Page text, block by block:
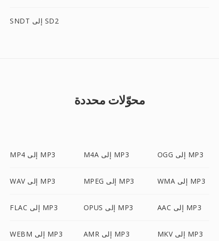
SNDT إلى SD2
محوّلات محددة
MP4 إلى MP3 M4A إلى MP3 OGG إلى MP3
WAV إلى MP3 MPEG إلى MP3 WMA إلى MP3
FLAC إلى MP3 OPUS إلى MP3 AAC إلى MP3
WEBM إلى MP3 AMR إلى MP3 MKV إلى MP3